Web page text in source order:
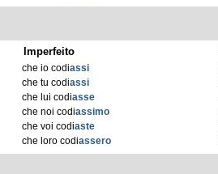
Imperfeito
che io codiassi
che tu codiassi
che lui codiasse
che noi codiassimo
che voi codiaste
che loro codiassero